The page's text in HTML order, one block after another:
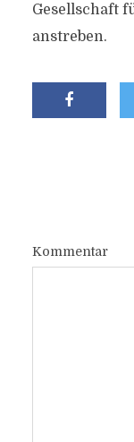
Gesellschaft
anstreben.
Kommentar